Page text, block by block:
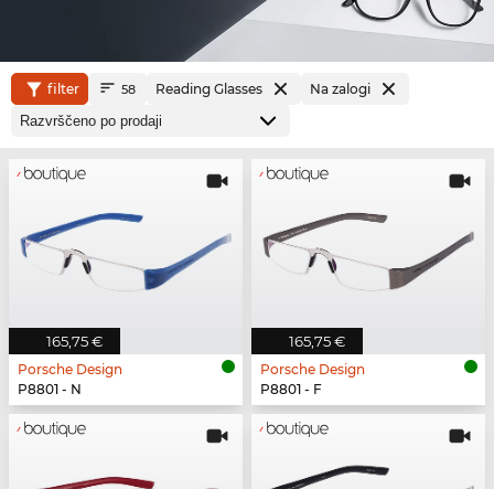
filter 58 Reading Glasses Na zalogi
165,75 €
Porsche Design
P8801 - N
165,75 €
Porsche Design
P8801 - F